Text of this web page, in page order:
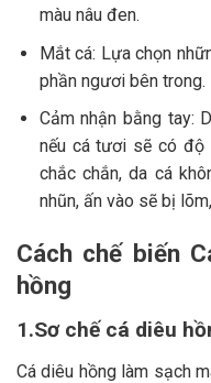
màu nâu đen.
Mắt cá: Lựa chọn
phần ngươi bên
Cảm nhận bằng tay:
nếu cá tươi sẽ có độ
chắc chắn, da cá
nhũn, ấn vào sẽ bị
Cách chế biến
hồng
1.Sơ chế cá diêu
Cá diêu hồng làm sạch